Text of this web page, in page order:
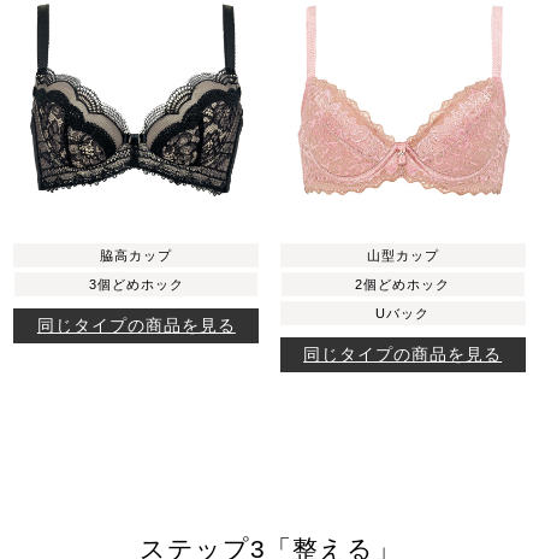
脇高カップ
3個どめホック
同じタイプの商品を見る
山型カップ
2個どめホック
Uバック
同じタイプの商品を見る
ステップ3「整える」